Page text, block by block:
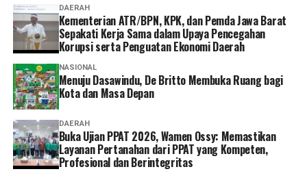
“Menurut saya, layanan non tatap muka ini sangat
memudahkan karena semua urusan administrasi bisa
diakses cukup melalui handphone. Saya berharap ke
depannya layanannya terus dikembangkan agar semakin
mudah digunakan dan kendala teknis bisa semakin
diminimalkan. Dengan begitu, peserta bisa mengurus
administrasi dengan lebih cepat tanpa harus datang dan
mengantre di kantor,” tuturnya. (*)
DAERAH
Kementerian ATR/BPN, KPK, dan Pemda Jawa Barat
Sepakati Kerja Sama dalam Upaya Pencegahan
Korupsi serta Penguatan Ekonomi Daerah
NASIONAL
Menuju Dasawindu, De Britto Membuka Ruang bagi
Kota dan Masa Depan
DAERAH
Buka Ujian PPAT 2026, Wamen Ossy: Memastikan
Layanan Pertanahan dari PPAT yang Kompeten,
Profesional dan Berintegritas